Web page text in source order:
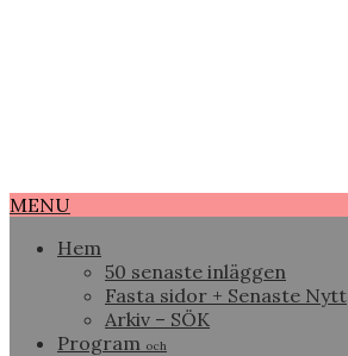
MENU
Hem
50 senaste inläggen
Fasta sidor + Senaste Nytt
Arkiv – SÖK
Program och